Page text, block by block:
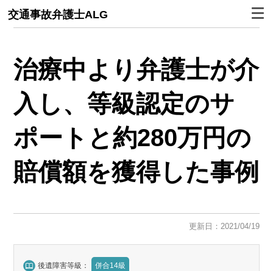
交通事故弁護士ALG
治療中より弁護士が介
入し、等級認定のサ
ポートと約280万円の
賠償額を獲得した事例
更新日：2021/04/19
後遺障害等級： 併合14級